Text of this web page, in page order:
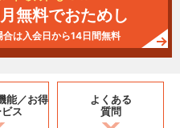
無料でおためし
は入会日から14日間無料
能／お得
ス
よくある
質問